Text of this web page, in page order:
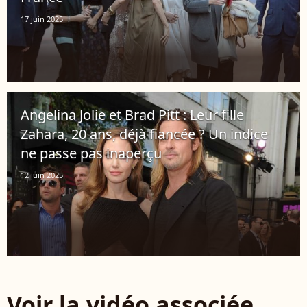
17 juin 2025
Angelina Jolie et Brad Pitt : Leur fille
Zahara, 20 ans, déjà fiancée ? Un indice
ne passe pas inaperçu
12 juin 2025